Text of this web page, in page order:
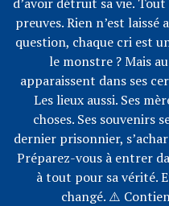
preuves. Rien n’est laissé
question, chaque cri est
le monstre ? Mais
apparaissent dans ses
Les lieux aussi. Ses
choses. Ses souvenirs
dernier prisonnier,
Préparez-vous à entrer
à tout pour sa vérité.
changé. ⚠️